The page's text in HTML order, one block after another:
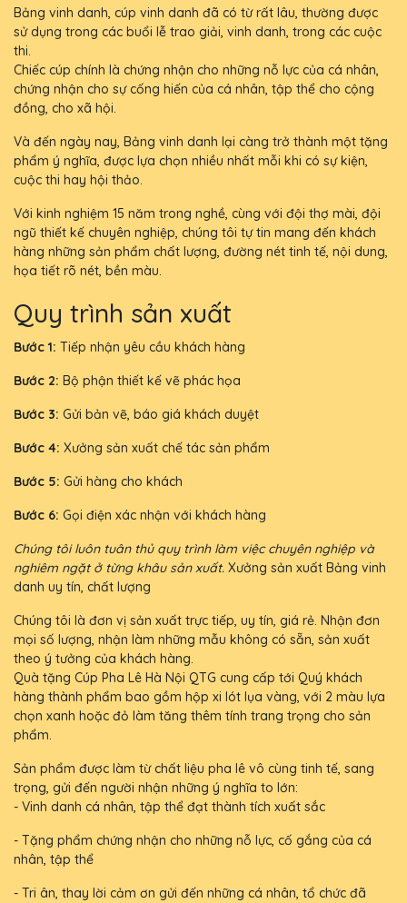
Bảng vinh danh, cúp vinh danh đã có từ rất lâu, thường được
sử dụng trong các buổi lễ trao giải, vinh danh, trong các cuộc
thi.
Chiếc cúp chính là chứng nhận cho những nỗ lực của cá nhân,
chứng nhận cho sự cống hiến của cá nhân, tập thể cho cộng
đồng, cho xã hội.
Và đến ngày nay, Bảng vinh danh lại càng trở thành một tặng
phẩm ý nghĩa, được lựa chọn nhiều nhất mỗi khi có sự kiện,
cuộc thi hay hội thảo.
Với kinh nghiệm 15 năm trong nghề, cùng với đội thợ mài, đội
ngũ thiết kế chuyên nghiệp, chúng tôi tự tin mang đến khách
hàng những sản phẩm chất lượng, đường nét tinh tế, nội dung,
họa tiết rõ nét, bền màu.
Quy trình sản xuất
Bước 1: Tiếp nhận yêu cầu khách hàng
Bước 2: Bộ phận thiết kế vẽ phác họa
Bước 3: Gửi bản vẽ, báo giá khách duyệt
Bước 4: Xưởng sản xuất chế tác sản phẩm
Bước 5: Gửi hàng cho khách
Bước 6: Gọi điện xác nhận với khách hàng
Chúng tôi luôn tuân thủ quy trình làm việc chuyên nghiệp và
nghiêm ngặt ở từng khâu sản xuất. Xưởng sản xuất Bảng vinh
danh uy tín, chất lượng
Chúng tôi là đơn vị sản xuất trực tiếp, uy tín, giá rẻ. Nhận đơn
mọi số lượng, nhận làm những mẫu không có sẵn, sản xuất
theo ý tưởng của khách hàng.
Quà tặng Cúp Pha Lê Hà Nội QTG cung cấp tới Quý khách
hàng thành phẩm bao gồm hộp xi lót lụa vàng, với 2 màu lựa
chọn xanh hoặc đỏ làm tăng thêm tính trang trọng cho sản
phẩm.
Sản phẩm được làm từ chất liệu pha lê vô cùng tinh tế, sang
trọng, gửi đến người nhận những ý nghĩa to lớn:
- Vinh danh cá nhân, tập thể đạt thành tích xuất sắc
- Tặng phẩm chứng nhận cho những nỗ lực, cố gắng của cá
nhân, tập thể
- Tri ân, thay lời cảm ơn gửi đến những cá nhân, tổ chức đã